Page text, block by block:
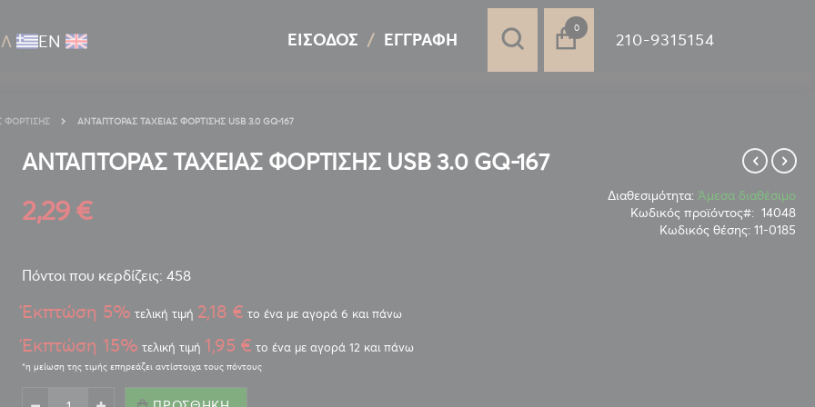
ΕΝ
0στοιχεία
ΕΊΣΟΔΟΣ ΕΓΓΡΑΦΉ 210-9315154
ΦΌΡΤΙΣΗΣ ΑΝΤΑΠΤΟΡΑΣ ΤΑΧΕΙΑΣ ΦΟΡΤΙΣΗΣ USB 3.0 GQ-167
ΑΝΤΑΠΤΟΡΑΣ ΤΑΧΕΙΑΣ ΦΟΡΤΙΣΗΣ USB 3.0 GQ-167
2,29 € Διαθεσιμότητα: Άμεσα διαθέσιμο
Κωδικός προϊόντος
14048
Κωδικός θέσης: 11-0185
Πόντοι που κερδίζεις: 458
Έκπτώση 5% τελική τιμή 2,18 € το ένα με αγορά 6 και πάνω
Έκπτώση 15% τελική τιμή 1,95 € το ένα με αγορά 12 και πάνω